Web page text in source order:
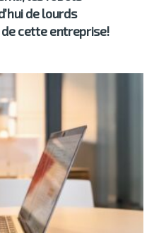
de lourds
de cette entreprise!